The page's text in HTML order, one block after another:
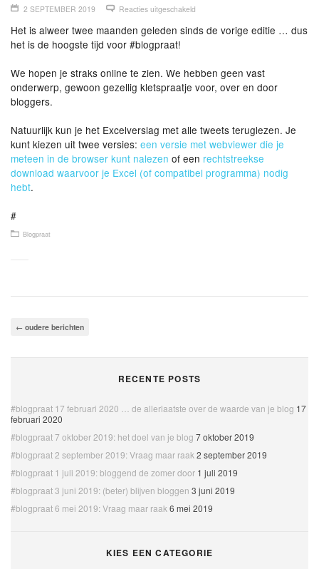
2 SEPTEMBER 2019 Reacties uitgeschakeld
Het is alweer twee maanden geleden sinds de vorige editie … dus
het is de hoogste tijd voor #blogpraat!
We hopen je straks online te zien. We hebben geen vast
onderwerp, gewoon gezellig kletspraatje voor, over en door
bloggers.
Natuurlijk kun je het Excelverslag met alle tweets teruglezen. Je
kunt kiezen uit twee versies: een versie met webviewer die je
meteen in de browser kunt nalezen of een rechtstreekse
download waarvoor je Excel (of compatibel programma) nodig
hebt.
#
Blogpraat
← oudere berichten
RECENTE POSTS
#blogpraat 17 februari 2020 … de allerlaatste over de waarde van je blog 17
februari 2020
#blogpraat 7 oktober 2019: het doel van je blog 7 oktober 2019
#blogpraat 2 september 2019: Vraag maar raak 2 september 2019
#blogpraat 1 juli 2019: bloggend de zomer door 1 juli 2019
#blogpraat 3 juni 2019: (beter) blijven bloggen 3 juni 2019
#blogpraat 6 mei 2019: Vraag maar raak 6 mei 2019
KIES EEN CATEGORIE